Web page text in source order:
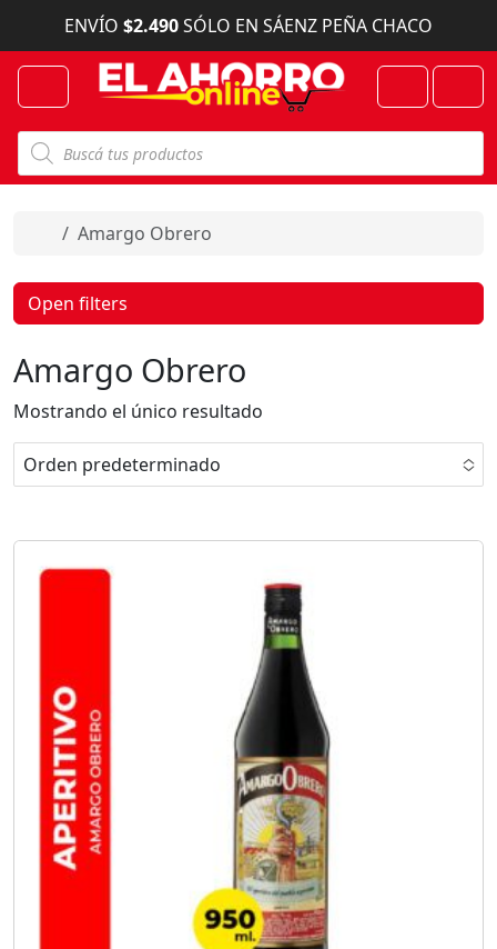
Skip to content
ENVÍO $2.490SÓLO EN SÁENZ PEÑA CHACO
Menu
B
s
q
d
d
u
c
t
o
s
Account
Cart
Home
Amargo Obrero
Amargo Obrero
Mostrando el único resultado
Orden predeterminado
Open filters